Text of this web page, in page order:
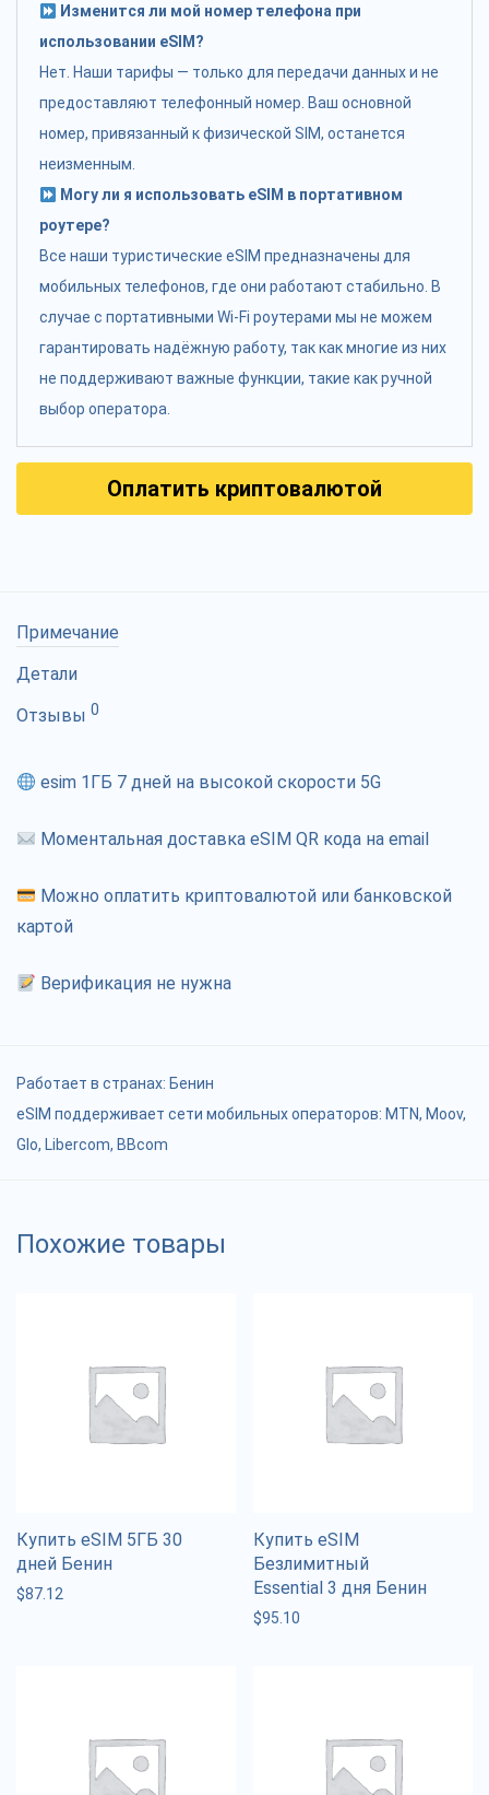
Изменится ли мой номер телефона при
использовании eSIM?
Нет. Наши тарифы — только для передачи данных и не
предоставляют телефонный номер. Ваш основной
номер, привязанный к физической SIM, останется
неизменным.
Могу ли я использовать eSIM в портативном
роутере?
Все наши туристические eSIM предназначены для
мобильных телефонов, где они работают стабильно. В
случае с портативными Wi-Fi роутерами мы не можем
гарантировать надёжную работу, так как многие из них
не поддерживают важные функции, такие как ручной
выбор оператора.
Оплатить криптовалютой
Примечание
Детали
Отзывы 0
esim 1ГБ 7 дней на высокой скорости 5G
Моментальная доставка eSIM QR кода на email
Можно оплатить криптовалютой или банковской
картой
Верификация не нужна
Работает в странах: Бенин
eSIM поддерживает сети мобильных операторов: MTN, Moov,
Glo, Libercom, BBcom
Похожие товары
Купить eSIM 5ГБ 30
дней Бенин
$87.12
Купить eSIM
Безлимитный
Essential 3 дня Бенин
$95.10